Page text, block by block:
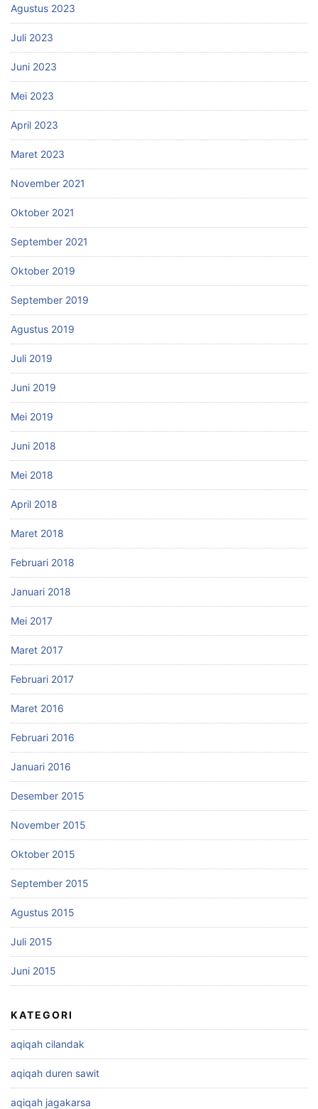
Agustus 2023
Juli 2023
Juni 2023
Mei 2023
April 2023
Maret 2023
November 2021
Oktober 2021
September 2021
Oktober 2019
September 2019
Agustus 2019
Juli 2019
Juni 2019
Mei 2019
Juni 2018
Mei 2018
April 2018
Maret 2018
Februari 2018
Januari 2018
Mei 2017
Maret 2017
Februari 2017
Maret 2016
Februari 2016
Januari 2016
Desember 2015
November 2015
Oktober 2015
September 2015
Agustus 2015
Juli 2015
Juni 2015
KATEGORI
aqiqah cilandak
aqiqah duren sawit
aqiqah jagakarsa